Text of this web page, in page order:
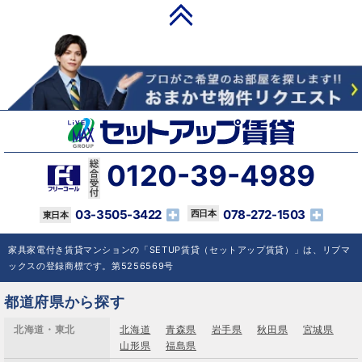
0120-39-4989
03-3505-3422 078-272-1503
家具家電付き賃貸マンションの「SETUP賃貸（セットアップ賃貸）」は、リブマ
ックスの登録商標です。第5256569号
都道府県から探す
北海道・東北 北海道 青森県 岩手県 秋田県
宮城県
山形県
福島県